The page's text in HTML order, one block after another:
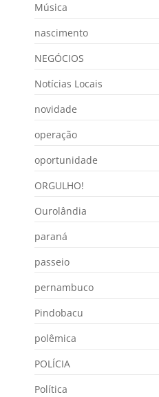
Música
nascimento
NEGÓCIOS
Notícias Locais
novidade
operação
oportunidade
ORGULHO!
Ourolândia
paraná
passeio
pernambuco
Pindobacu
polêmica
POLÍCIA
Política